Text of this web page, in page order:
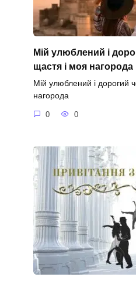
Мій улюблений і
щастя і моя нагорода
Мій улюблений і дорогий
нагорода
0 0